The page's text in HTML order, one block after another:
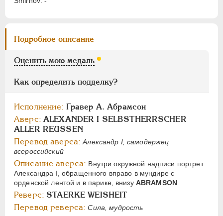
Подробное описание
Оценить мою медаль
Как определить подделку?
Исполнение: Гравер А. Абрамсон
Аверс: ALEXANDER I SELBSTHERRSCHER
ALLER REUSSEN
Перевод аверса: Александр I, самодержец
всероссийский
Описание аверса: Внутри окружной надписи портрет
Александра I, обращенного вправо в мундире с
орденской лентой и в парике, внизу ABRAMSON
Реверс: STAERKE WEISHEIT
Перевод реверса: Сила, мудрость
Цифры
АЛЕКСАНДР II 1855-1881
АЛЕКСАНДР III 1881-1894
СЕРИИ МЕДАЛЕЙ 1600-1881